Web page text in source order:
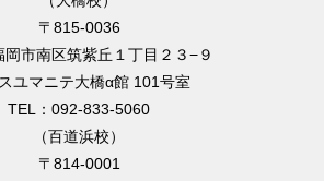
〒815-0036
岡市南区筑紫丘１丁目２３−９
ユマニテ大橋α館 101号室
TEL：092-833-5060
（百道浜校）
〒814-0001